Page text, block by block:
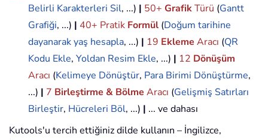
Belirli Karakterleri Sil, ...) | 50+ GrafikTürü (Gantt
Grafiği, ...) | 40+ Pratik Formül (Doğum tarihine
dayanarak yaş hesapla, ...) | 19 Ekleme Aracı (QR
Kodu Ekle, Yoldan Resim Ekle, ...) | 12 Dönüşüm
Aracı (Kelimeye Dönüştür, Para Birimi Dönüştürme,
...) | 7 Birleştirme & Bölme Aracı (Gelişmiş Satırları
Birleştir, Hücreleri Böl, ...) | ... ve dahası
Kutools'u tercih ettiğiniz dilde kullanın – İngilizce,